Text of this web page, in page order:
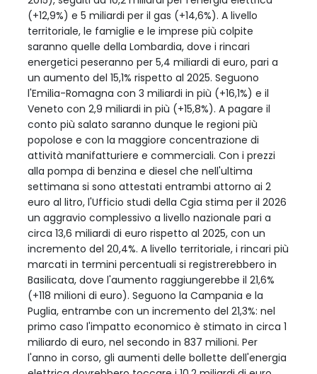
(+12,9%) e 5 miliardi per il gas (+14,6%). A livello
territoriale, le famiglie e le imprese più colpite
saranno quelle della Lombardia, dove i rincari
energetici peseranno per 5,4 miliardi di euro, pari a
un aumento del 15,1% rispetto al 2025. Seguono
l'Emilia-Romagna con 3 miliardi in più (+16,1%) e il
Veneto con 2,9 miliardi in più (+15,8%). A pagare il
conto più salato saranno dunque le regioni più
popolose e con la maggiore concentrazione di
attività manifatturiere e commerciali. Con i prezzi
alla pompa di benzina e diesel che nell'ultima
settimana si sono attestati entrambi attorno ai 2
euro al litro, l'Ufficio studi della Cgia stima per il 2026
un aggravio complessivo a livello nazionale pari a
circa 13,6 miliardi di euro rispetto al 2025, con un
incremento del 20,4%. A livello territoriale, i rincari più
marcati in termini percentuali si registrerebbero in
Basilicata, dove l'aumento raggiungerebbe il 21,6%
(+118 milioni di euro). Seguono la Campania e la
Puglia, entrambe con un incremento del 21,3%: nel
primo caso l'impatto economico è stimato in circa 1
miliardo di euro, nel secondo in 837 milioni. Per
l'anno in corso, gli aumenti delle bollette dell'energia